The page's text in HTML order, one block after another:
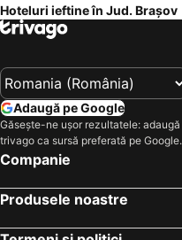
Ambient Pensiune
Residence Ambient
Swissôtel Poiana Brasov (opening February 2024)
C.R.F.M
Hotel Rabbit Bran
Hotel Carmen
Grand Hotel Belvedere
Hotel Gott
Hoteluri ieftine în Jud. Brașov
Adaugă pe Google
Găsește-ne ușor rezultatele: adaugă
trivago ca sursă preferată pe Google.
Companie
Produsele noastre